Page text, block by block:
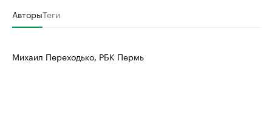
АвторыТеги
Михаил Переходько, РБК Пермь